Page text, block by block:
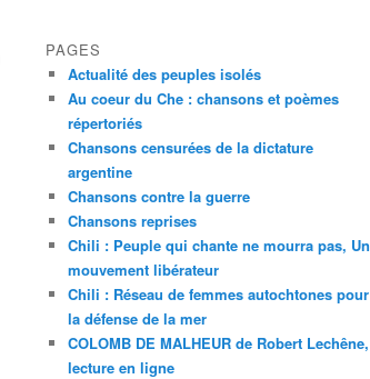
PAGES
Actualité des peuples isolés
Au coeur du Che : chansons et poèmes
répertoriés
Chansons censurées de la dictature
argentine
Chansons contre la guerre
Chansons reprises
Chili : Peuple qui chante ne mourra pas, Un
mouvement libérateur
Chili : Réseau de femmes autochtones pour
la défense de la mer
COLOMB DE MALHEUR de Robert Lechêne,
lecture en ligne